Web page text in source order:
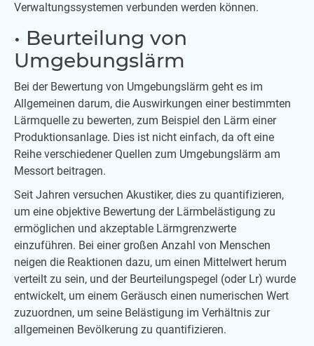
Verwaltungssystemen verbunden werden können.
• Beurteilung von
Umgebungslärm
Bei der Bewertung von Umgebungslärm geht es im
Allgemeinen darum, die Auswirkungen einer bestimmten
Lärmquelle zu bewerten, zum Beispiel den Lärm einer
Produktionsanlage. Dies ist nicht einfach, da oft eine
Reihe verschiedener Quellen zum Umgebungslärm am
Messort beitragen.
Seit Jahren versuchen Akustiker, dies zu quantifizieren,
um eine objektive Bewertung der Lärmbelästigung zu
ermöglichen und akzeptable Lärmgrenzwerte
einzuführen. Bei einer großen Anzahl von Menschen
neigen die Reaktionen dazu, um einen Mittelwert herum
verteilt zu sein, und der Beurteilungspegel (oder Lr) wurde
entwickelt, um einem Geräusch einen numerischen Wert
zuzuordnen, um seine Belästigung im Verhältnis zur
allgemeinen Bevölkerung zu quantifizieren.